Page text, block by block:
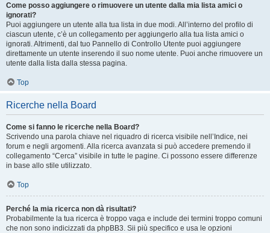
Come posso aggiungere o rimuovere un utente dalla mia lista amici o
ignorati?
Puoi aggiungere un utente alla tua lista in due modi. All’interno del profilo di
ciascun utente, c’è un collegamento per aggiungerlo alla tua lista amici o
ignorati. Altrimenti, dal tuo Pannello di Controllo Utente puoi aggiungere
direttamente un utente inserendo il suo nome utente. Puoi anche rimuovere un
utente dalla lista dalla stessa pagina.
Top
Ricerche nella Board
Come si fanno le ricerche nella Board?
Scrivendo una parola chiave nel riquadro di ricerca visibile nell’Indice, nei
forum e negli argomenti. Alla ricerca avanzata si può accedere premendo il
collegamento “Cerca” visibile in tutte le pagine. Ci possono essere differenze
in base allo stile utilizzato.
Top
Perché la mia ricerca non dà risultati?
Probabilmente la tua ricerca è troppo vaga e include dei termini troppo comuni
che non sono indicizzati da phpBB3. Sii più specifico e usa le opzioni